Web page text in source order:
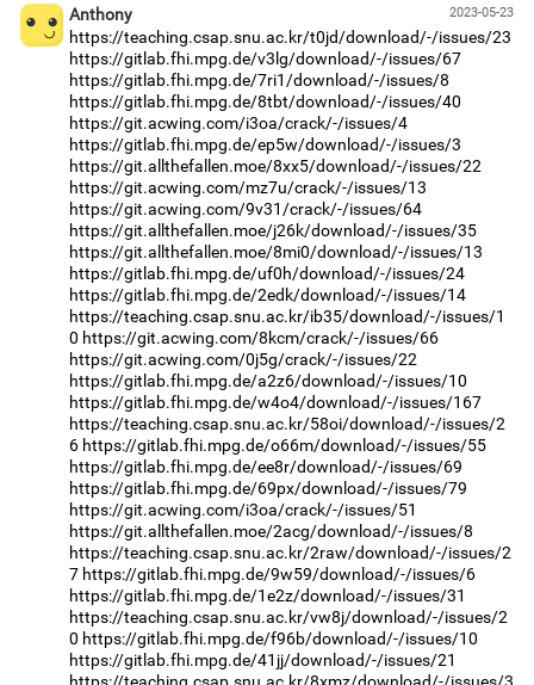
2023-05-23
Anthony
https://teaching.csap.snu.ac.kr/t0jd/download/-/issues/23
https://gitlab.fhi.mpg.de/v3lg/download/-/issues/67
https://gitlab.fhi.mpg.de/7ri1/download/-/issues/8
https://gitlab.fhi.mpg.de/8tbt/download/-/issues/40
https://git.acwing.com/i3oa/crack/-/issues/4
https://gitlab.fhi.mpg.de/ep5w/download/-/issues/3
https://git.allthefallen.moe/8xx5/download/-/issues/22
https://git.acwing.com/mz7u/crack/-/issues/13
https://git.acwing.com/9v31/crack/-/issues/64
https://git.allthefallen.moe/j26k/download/-/issues/35
https://git.allthefallen.moe/8mi0/download/-/issues/13
https://gitlab.fhi.mpg.de/uf0h/download/-/issues/24
https://gitlab.fhi.mpg.de/2edk/download/-/issues/14
https://teaching.csap.snu.ac.kr/ib35/download/-/issues/1
0 https://git.acwing.com/8kcm/crack/-/issues/66
https://git.acwing.com/0j5g/crack/-/issues/22
https://gitlab.fhi.mpg.de/a2z6/download/-/issues/10
https://gitlab.fhi.mpg.de/w4o4/download/-/issues/167
https://teaching.csap.snu.ac.kr/58oi/download/-/issues/2
6 https://gitlab.fhi.mpg.de/o66m/download/-/issues/55
https://gitlab.fhi.mpg.de/ee8r/download/-/issues/69
https://gitlab.fhi.mpg.de/69px/download/-/issues/79
https://git.acwing.com/i3oa/crack/-/issues/51
https://git.allthefallen.moe/2acg/download/-/issues/8
https://teaching.csap.snu.ac.kr/2raw/download/-/issues/2
7 https://gitlab.fhi.mpg.de/9w59/download/-/issues/6
https://gitlab.fhi.mpg.de/1e2z/download/-/issues/31
https://teaching.csap.snu.ac.kr/vw8j/download/-/issues/2
0 https://gitlab.fhi.mpg.de/f96b/download/-/issues/10
https://gitlab.fhi.mpg.de/41jj/download/-/issues/21
https://teaching.csap.snu.ac.kr/8xmz/download/-/issues/3